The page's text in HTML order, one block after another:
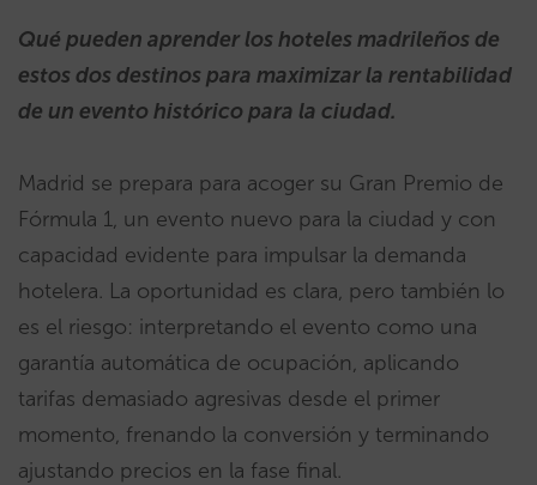
Qué pueden aprender los hoteles madrileños de
estos dos destinos para maximizar la rentabilidad
de un evento histórico para la ciudad.
Madrid se prepara para acoger su Gran Premio de
Fórmula 1, un evento nuevo para la ciudad y con
capacidad evidente para impulsar la demanda
hotelera. La oportunidad es clara, pero también lo
es el riesgo: interpretando el evento como una
garantía automática de ocupación, aplicando
tarifas demasiado agresivas desde el primer
momento, frenando la conversión y terminando
ajustando precios en la fase final.